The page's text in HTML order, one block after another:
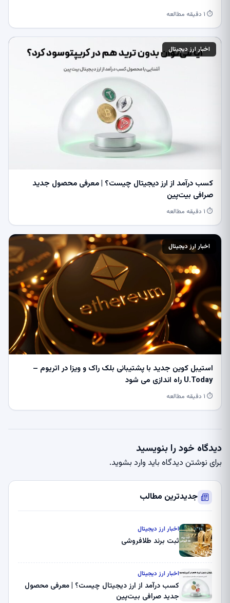
⏱ ۱ دقیقه مطالعه
اخبار ارز دیجیتال
کسب درآمد از ارز دیجیتال چیست؟ | معرفی محصول جدید
صرافی بیت‌پین
⏱ ۱ دقیقه مطالعه
اخبار ارز دیجیتال
استیبل کوین جدید با پشتیبانی بلک راک و ویزا در اتریوم –
U.Today راه اندازی می شود
⏱ ۱ دقیقه مطالعه
دیدگاه خود را بنویسید
برای نوشتن دیدگاه باید وارد بشوید.
جدیدترین مطالب
اخبار ارز دیجیتال
ثبت برند طلافروشی
اخبار ارز دیجیتال
کسب درآمد از ارز دیجیتال چیست؟ | معرفی محصول
جدید صرافی بیت‌پین